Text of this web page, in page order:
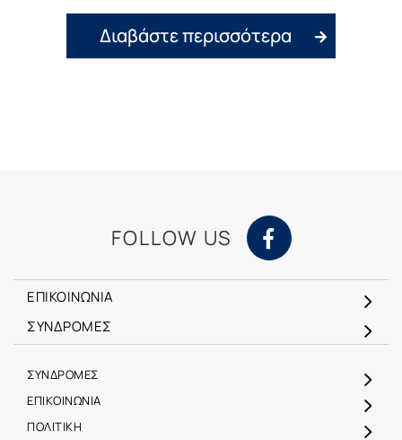
Διαβάστε περισσότερα
FOLLOW US
ΕΠΙΚΟΙΝΩΝΙΑ
ΣΥΝΔΡΟΜΕΣ
ΣΥΝΔΡΟΜΕΣ
ΕΠΙΚΟΙΝΩΝΙΑ
ΠΟΛΙΤΙΚΗ